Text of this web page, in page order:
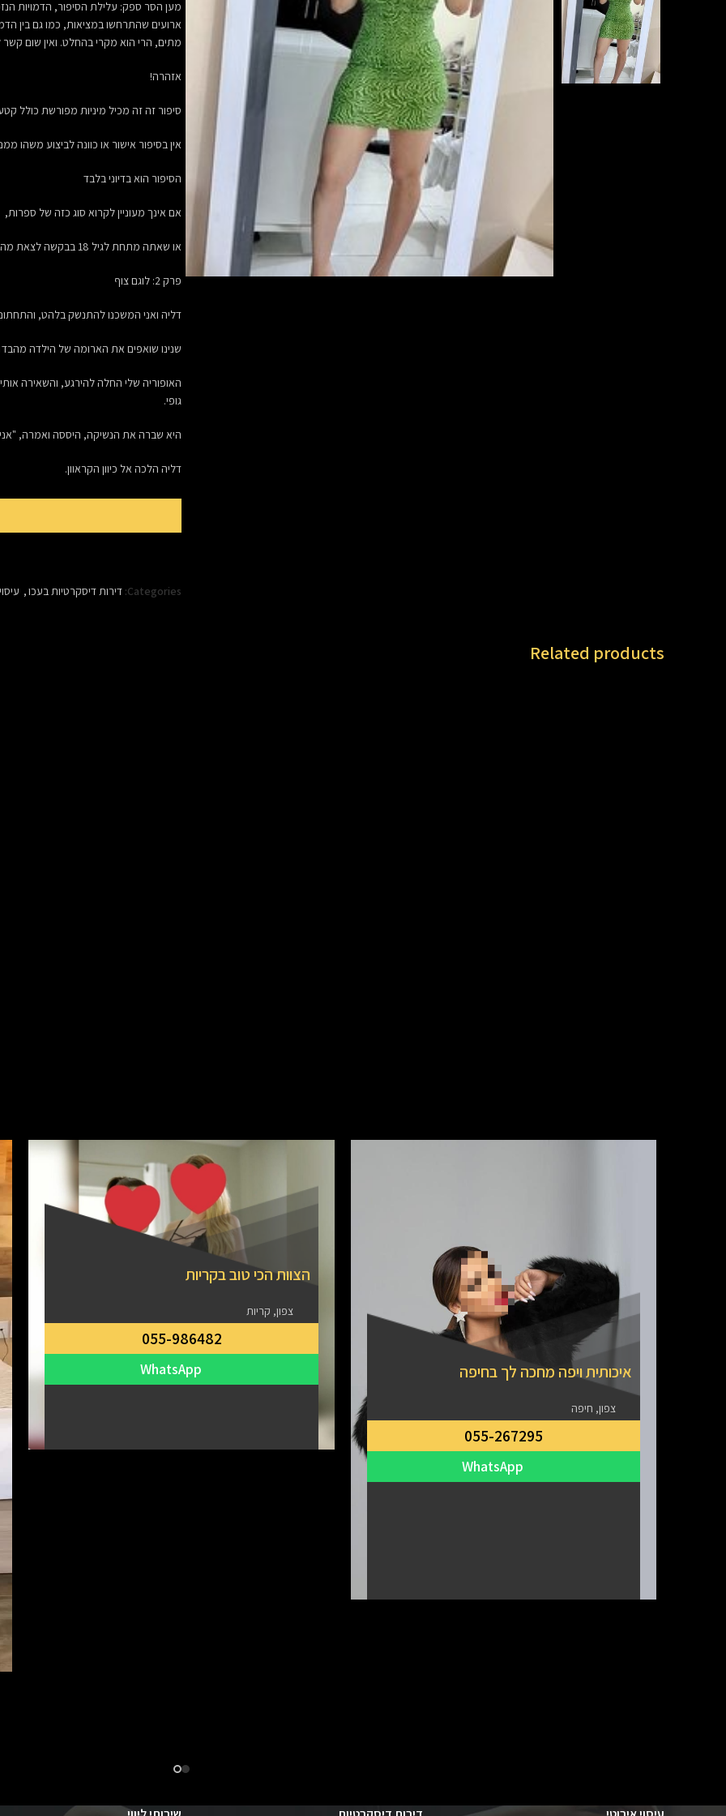
מען הסר ספק: עלילת הסיפור, הדמויות
ארועים שהתרחשו במציאות, כמו גם בין
מתים, הרי הוא מקרי בהחלט. ואין שום קשר
אזהרה!
סיפור זה זה מכיל מיניות מפורשת כולל
אין בסיפור אישור או כוונה לביצוע משהו
הסיפור הוא בדיוני בלבד
אם אינך מעוניין לקרוא סוג כזה של ספרות,
או שאתה מתחת לגיל 18 בבקשה לצאת מהסיפור!
פרק 2: לוגם צוף
דליה ואני המשכנו להתנשק בלהט,
שנינו שואפים את הארומה של הילדה
האופוריה שלי החלה להירגע, והשאירה
גופי.
היא שברה את הנשיקה, היססה ואמרה,
דליה הלכה אל כיוון הקראוון.
Categories: דירות דיסקרטיות בעכו,
Related products
איכותית ויפה מחכה לך בחיפה
צפון, חיפה
055-267295
הצוות הכי טוב בקריות
צפון, קריות
055-986482